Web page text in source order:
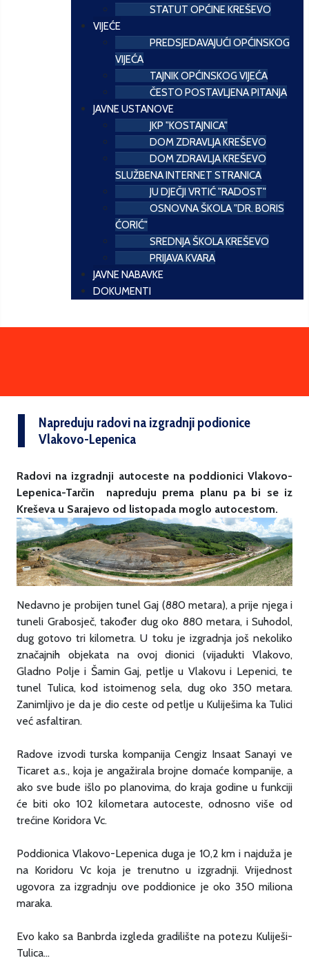
STATUT OPĆINE KREŠEVO
VIJEĆE
PREDSJEDAVAJUĆI OPĆINSKOG
VIJEĆA
TAJNIK OPĆINSKOG VIJEĆA
ČESTO POSTAVLJENA PITANJA
JAVNE USTANOVE
JKP "KOSTAJNICA"
DOM ZDRAVLJA KREŠEVO
DOM ZDRAVLJA KREŠEVO
SLUŽBENA INTERNET STRANICA
JU DJEČJI VRTIĆ "RADOST"
OSNOVNA ŠKOLA "DR. BORIS
ĆORIĆ"
SREDNJA ŠKOLA KREŠEVO
PRIJAVA KVARA
JAVNE NABAVKE
DOKUMENTI
Napreduju radovi na izgradnji podionice
Vlakovo-Lepenica
Radovi na izgradnji autoceste na poddionici Vlakovo-
Lepenica-Tarčin napreduju prema planu pa bi se iz
Kreševa u Sarajevo od listopada moglo autocestom.
Nedavno je probijen tunel Gaj (880 metara), a prije njega i
tuneli Grabosječ, također dug oko 880 metara, i Suhodol,
dug gotovo tri kilometra. U toku je izgradnja još nekoliko
značajnih objekata na ovoj dionici (vijadukti Vlakovo,
Gladno Polje i Šamin Gaj, petlje u Vlakovu i Lepenici, te
tunel Tulica, kod istoimenog sela, dug oko 350 metara.
Zanimljivo je da je dio ceste od petlje u Kuliješima ka Tulici
već asfaltiran.
Radove izvodi turska kompanija Cengiz Insaat Sanayi ve
Ticaret a.s., koja je angažirala brojne domaće kompanije, a
ako sve bude išlo po planovima, do kraja godine u funkciji
će biti oko 102 kilometara autoceste, odnosno više od
trećine Koridora Vc.
Poddionica Vlakovo-Lepenica duga je 10,2 km i najduža je
na Koridoru Vc koja je trenutno u izgradnji. Vrijednost
ugovora za izgradnju ove poddionice je oko 350 miliona
maraka.
Evo kako sa Banbrda izgleda gradilište na potezu Kuliješi-
Tulica...